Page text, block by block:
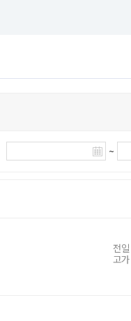
~
전일
고가